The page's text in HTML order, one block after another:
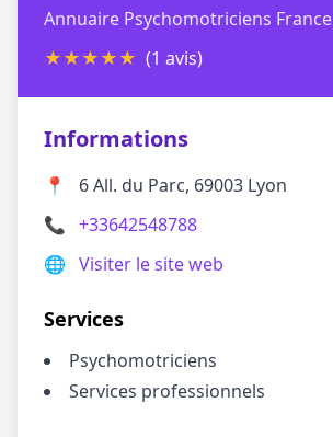
Annuaire Psychomotriciens France
★★★★★ (1 avis)
Informations
📍
6 All. du Parc, 69003 Lyon
📞 +33642548788
🌐 Visiter le site web
Services
Psychomotriciens
Services professionnels